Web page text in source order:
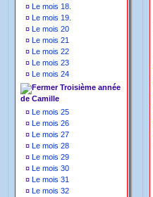
¤ Le mois 18.
¤ Le mois 19.
¤ Le mois 20
¤ Le mois 21
¤ Le mois 22
¤ Le mois 23
¤ Le mois 24
Troisième année
de Camille
¤ Le mois 25
¤ Le mois 26
¤ Le mois 27
¤ Le mois 28
¤ Le mois 29
¤ Le mois 30
¤ Le mois 31
¤ Le mois 32